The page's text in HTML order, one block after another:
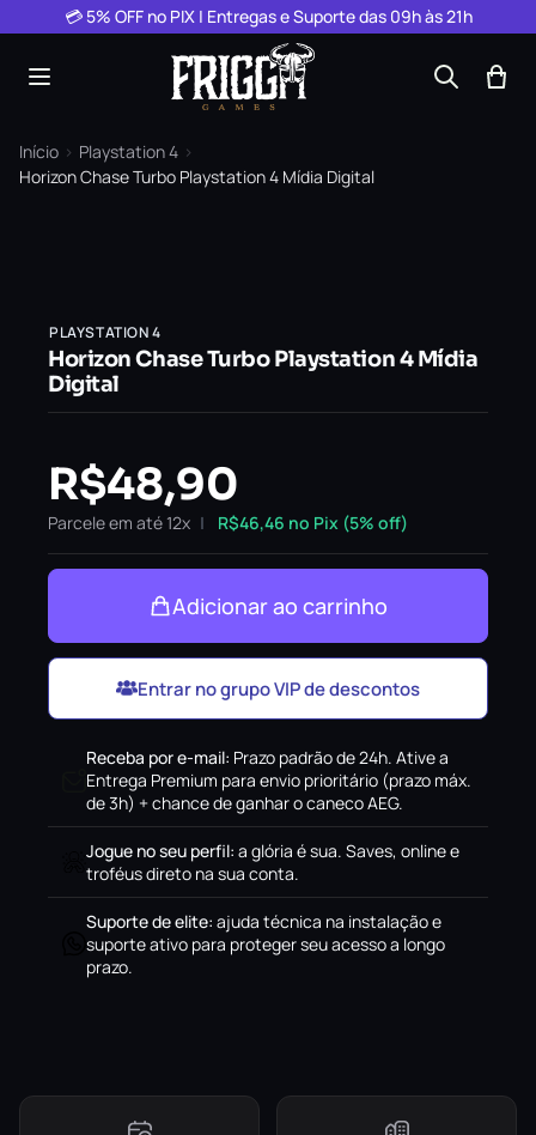
Pular para o conteúdo
💳 5% OFF no PIX | Entregas e Suporte das 09h às 21h
Início › Playstation 4 ›
Horizon Chase Turbo Playstation 4 Mídia Digital
PLAYSTATION 4
Horizon Chase Turbo Playstation 4 Mídia
Digital
R$48,90
Parcele em até 12x R$46,46 no Pix (5% off)
Adicionar ao carrinho
Entrar no grupo VIP de descontos
Receba por e-mail: Prazo padrão de 24h. Ative a
Entrega Premium para envio prioritário (prazo máx.
de 3h) + chance de ganhar o caneco AEG.
Jogue no seu perfil: a glória é sua. Saves, online e
troféus direto na sua conta.
Suporte de elite: ajuda técnica na instalação e
suporte ativo para proteger seu acesso a longo
prazo.